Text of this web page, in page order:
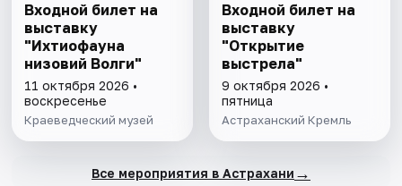
Входной билет на
выставку
"Ихтиофауна
низовий Волги"
11 октября 2026 •
воскресенье
Краеведческий музей
Входной билет на
выставку
"Открытие
выстрела"
9 октября 2026 •
пятница
Астраханский Кремль
Все мероприятия в Астрахани →